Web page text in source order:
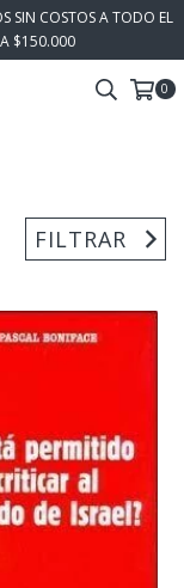
SIN COSTOS A TODO EL
A $150.000
0
FILTRAR